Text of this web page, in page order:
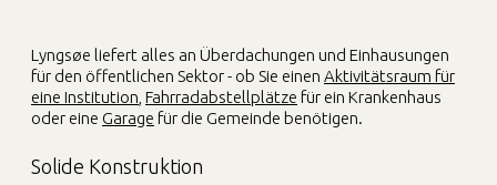
Lyngsøe liefert alles an Überdachungen und Einhausungen
für den öffentlichen Sektor - ob Sie einen Aktivitätsraum für
eine Institution Fahrradabstellplätze für ein Krankenhaus
oder eine Garage für die Gemeinde benötigen.
Solide Konstruktion